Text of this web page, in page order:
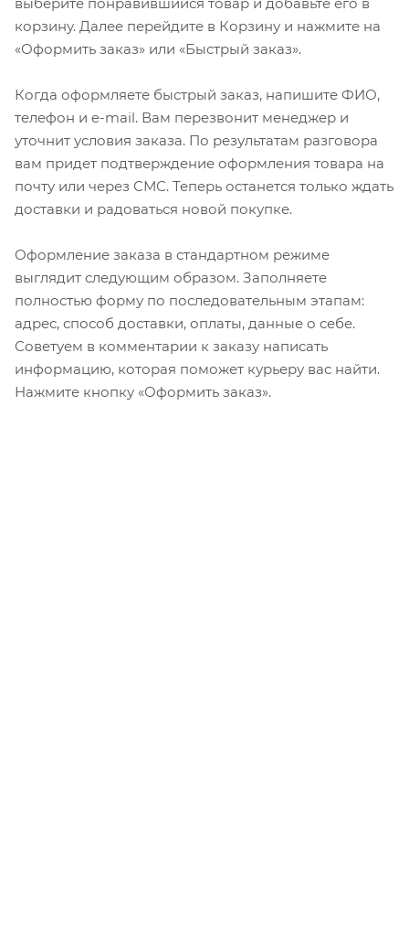
корзину. Далее перейдите в Корзину и нажмите на
«Оформить заказ» или «Быстрый заказ».
Когда оформляете быстрый заказ, напишите ФИО,
телефон и e-mail. Вам перезвонит менеджер и
уточнит условия заказа. По результатам разговора
вам придет подтверждение оформления товара на
почту или через СМС. Теперь останется только ждать
доставки и радоваться новой покупке.
Оформление заказа в стандартном режиме
выглядит следующим образом. Заполняете
полностью форму по последовательным этапам:
адрес, способ доставки, оплаты, данные о себе.
Советуем в комментарии к заказу написать
информацию, которая поможет курьеру вас найти.
Нажмите кнопку «Оформить заказ».